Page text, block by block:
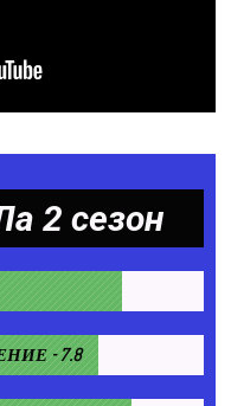
2 сезон
- 7.8